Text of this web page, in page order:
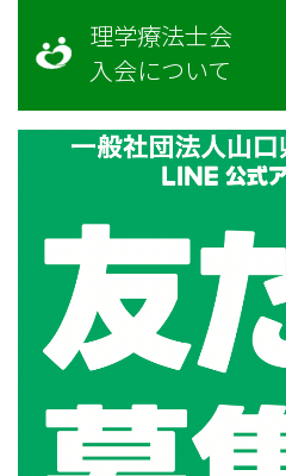
理学療法士会
入会について